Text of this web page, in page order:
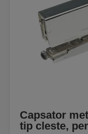
Capsator
tip cleste,